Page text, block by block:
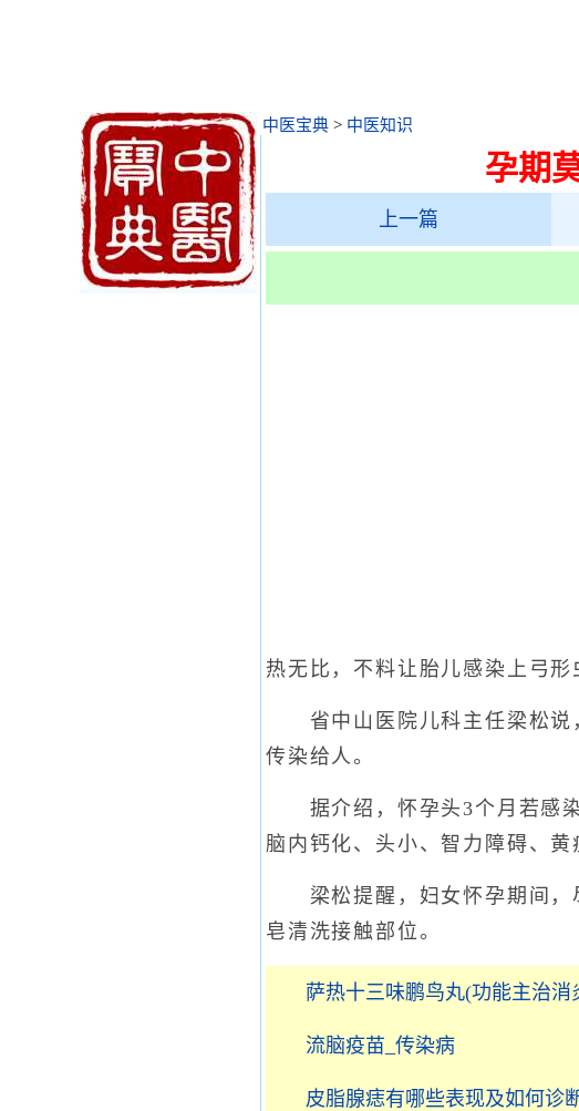
中医宝典 > 中医知识
孕期
上一篇
热无比，不料让胎儿感染上弓形
省中山医院儿科主任梁松说
传染给人。
据介绍，怀孕头3个月若感染
脑内钙化、头小、智力障碍、
梁松提醒，妇女怀孕期间，
皂清洗接触部位。
萨热十三味鹏鸟丸(功能主治消
流脑疫苗_传染病
皮脂腺痣有哪些表现及如何诊